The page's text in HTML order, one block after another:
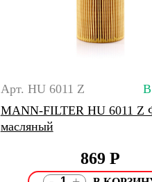
Арт. HU 6011 Z
MANN-FILTER HU 6011 Z
масляный
869Р